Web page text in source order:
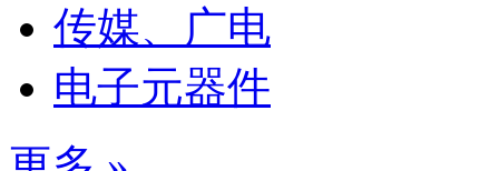
传媒、广电
电子元器件